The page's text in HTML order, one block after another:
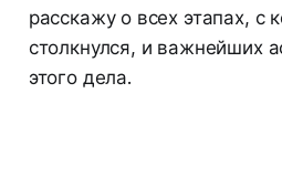
расскажу о всех этапах, с
столкнулся, и важнейших
этого дела.